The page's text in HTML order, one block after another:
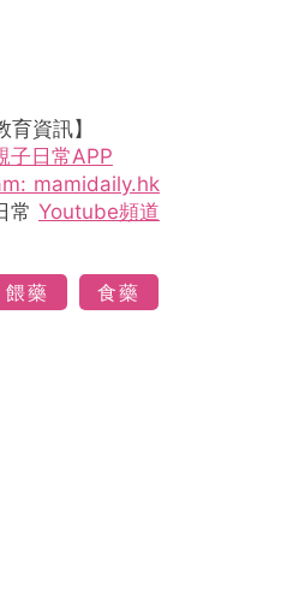
育資訊】
子日常APP
mamidaily.hk
常 Youtube頻道
餵藥
食藥